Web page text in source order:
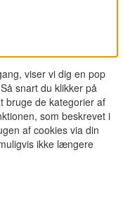
viser vi dig en pop
snart du klikker på
bruge de kategorier af
som beskrevet i
af cookies via din
ikke længere